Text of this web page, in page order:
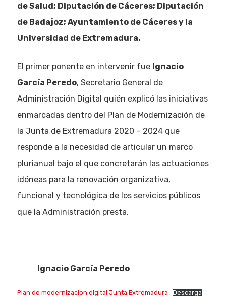
de Salud; Diputación de Cáceres; Diputación
de Badajoz; Ayuntamiento de Cáceres y la
Universidad de Extremadura.
El primer ponente en intervenir fue Ignacio
García Peredo, Secretario General de
Administración Digital quién explicó las iniciativas
enmarcadas dentro del Plan de Modernización de
la Junta de Extremadura 2020 – 2024 que
responde a la necesidad de articular un marco
plurianual bajo el que concretarán las actuaciones
idóneas para la renovación organizativa,
funcional y tecnológica de los servicios públicos
que la Administración presta.
Ignacio García Peredo
Plan de modernizacion digital Junta Extremadura Descarga